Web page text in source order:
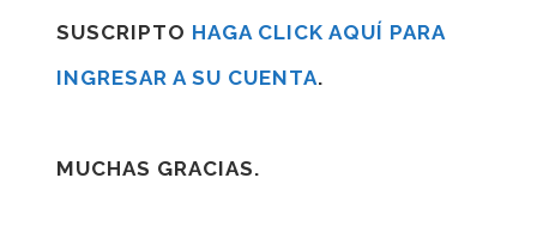
SUSCRIPTO HAGA CLICK AQUÍ PARA
INGRESAR A SU CUENTA.
MUCHAS GRACIAS.